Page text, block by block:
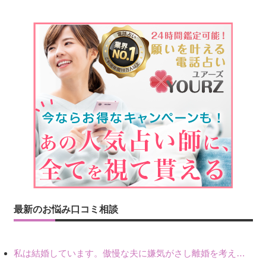
最新のお悩み口コミ相談
私は結婚しています。傲慢な夫に嫌気がさし離婚を考えていたときに、彼と出会いました。彼には恋人がいましたが、話をするうちに、夫とのことを相談するようにな